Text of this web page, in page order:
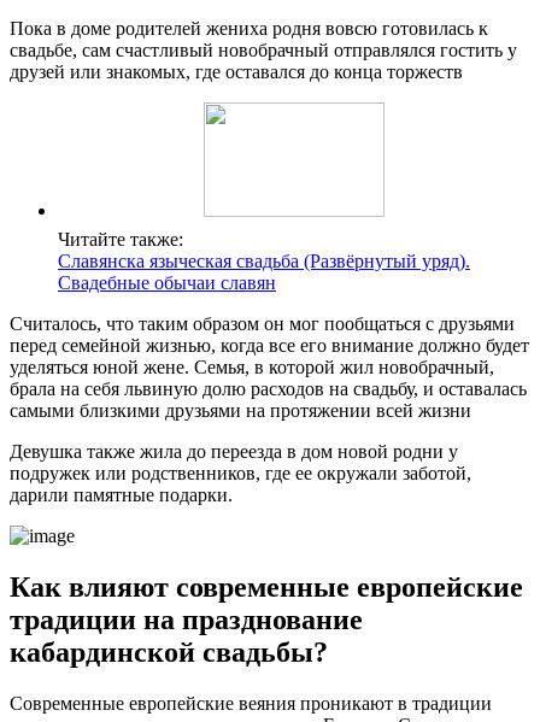
Пока в доме родителей жениха родня вовсю готовилась к
свадьбе, сам счастливый новобрачный отправлялся гостить у
друзей или знакомых, где оставался до конца торжеств
Читайте также:
Славянска языческая свадьба (Развёрнутый уряд).
Свадебные обычаи славян
Считалось, что таким образом он мог пообщаться с друзьями
перед семейной жизнью, когда все его внимание должно будет
уделяться юной жене. Семья, в которой жил новобрачный,
брала на себя львиную долю расходов на свадьбу, и оставалась
самыми близкими друзьями на протяжении всей жизни
Девушка также жила до переезда в дом новой родни у
подружек или родственников, где ее окружали заботой,
дарили памятные подарки.
Как влияют современные европейские
традиции на празднование
кабардинской свадьбы?
Современные европейские веяния проникают в традиции